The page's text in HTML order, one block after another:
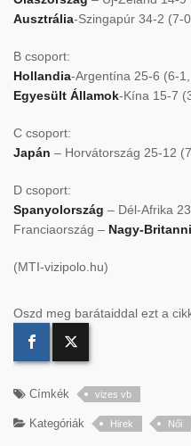
Ausztrália-Szingapúr 34-2 (7-
B csoport:
Hollandia-Argentína 25-6 (6-
Egyesült Államok-Kína 15-7
C csoport:
Japán – Horvátország 25-12
D csoport:
Spanyolország – Dél-Afrika
Franciaország – Nagy-
(MTI-vizipolo.hu)
Oszd meg barátaiddal ezt a
Címkék vizes vb
Kategóriák Hirek Női